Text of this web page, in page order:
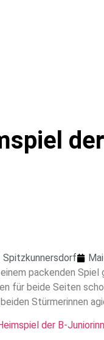
Spitzkunnersdorf
packenden
für beide Seiten
Stürmerinnen
der B-